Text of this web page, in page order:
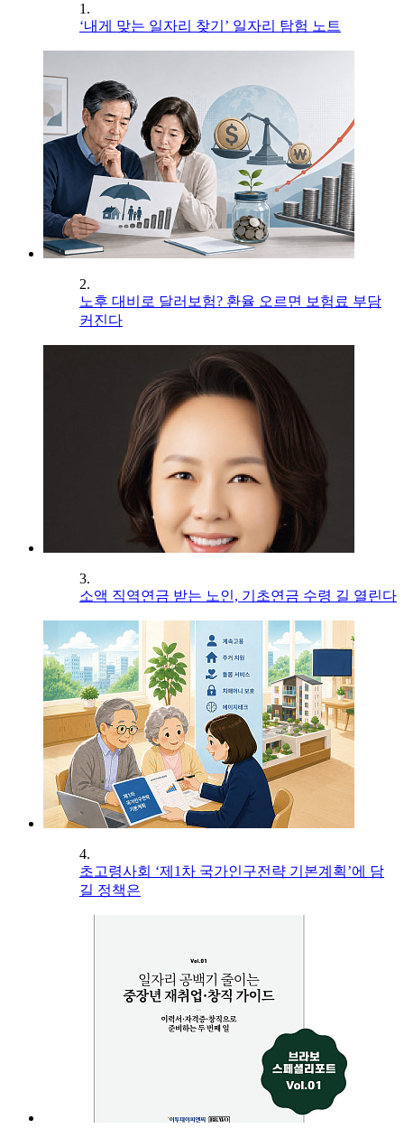
1.
‘내게 맞는 일자리 찾기’ 일자리 탐험 노트
2.
노후 대비로 달러보험? 환율 오르면 보험료 부담
커진다
3.
소액 직역연금 받는 노인, 기초연금 수령 길 열린다
4.
초고령사회 ‘제1차 국가인구전략 기본계획’에 담
길 정책은